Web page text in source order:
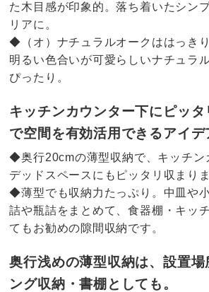
た木目感が印象的。落ち着いたシン
リアに。
◆（オ）ナチュラルオークははっき
明るい色合いが可愛らしいナチュラ
ぴったり。
キッチンカウンター下にピッ
で空間を有効活用できるアイデ
◆奥行20cmの薄型収納で、キッチン
デッドスペースにもピッタリ収まりま
◆薄型でも収納力たっぷり。中皿や
詰や瓶詰をまとめて、食器棚・キッ
てもお勧めの隙間収納です。
奥行浅めの薄型収納は、設置
ング収納・書棚としても。